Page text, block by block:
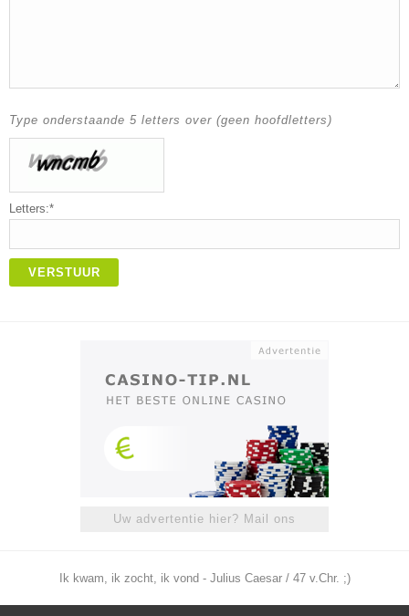
Type onderstaande 5 letters over (geen hoofdletters)
Letters:*
VERSTUUR
Uw advertentie hier? Mail ons
Ik kwam, ik zocht, ik vond - Julius Caesar / 47 v.Chr. ;)